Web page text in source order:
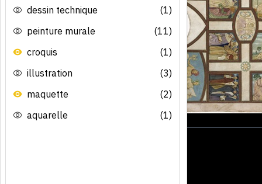
dessin technique
(1)
peinture murale
(11)
croquis
(1)
illustration
(3)
maquette
(2)
aquarelle
(1)